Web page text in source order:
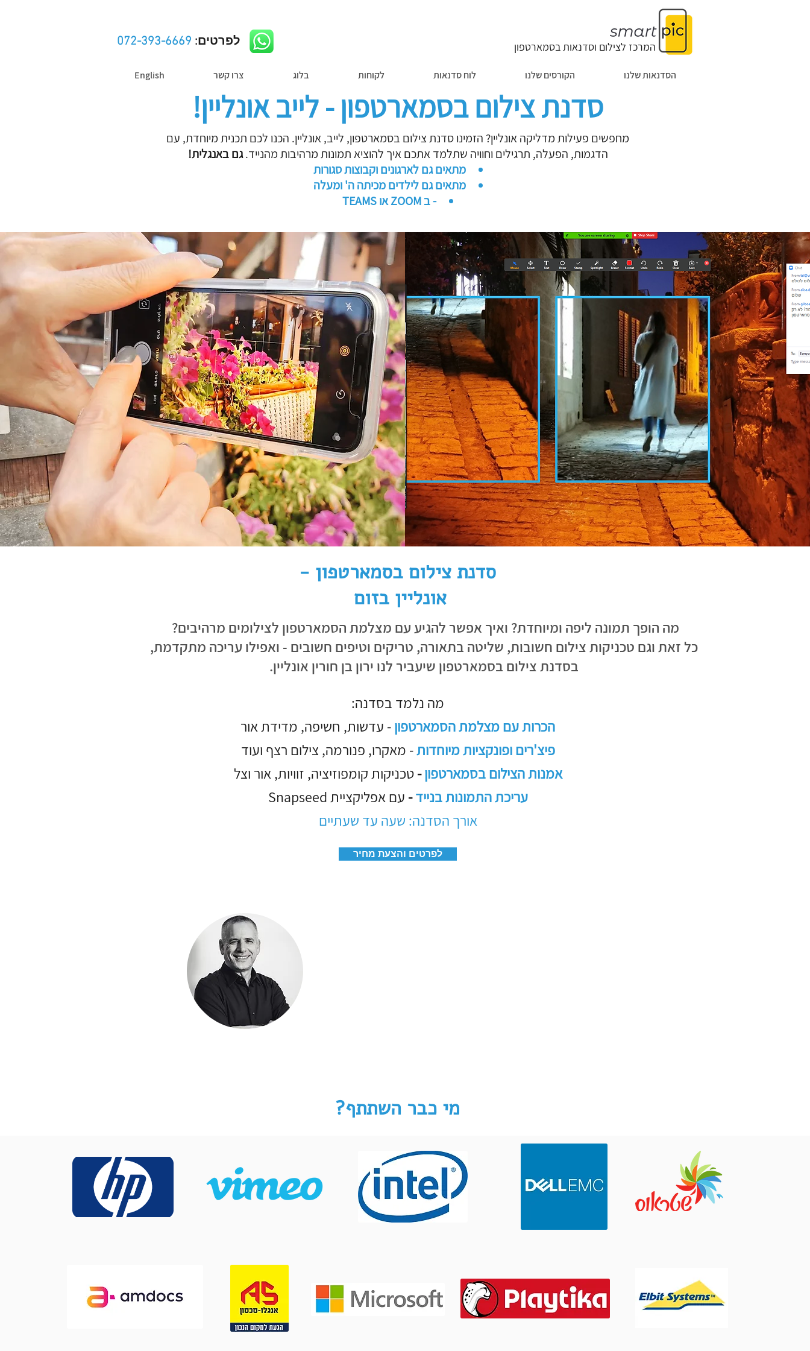
לפרטים: 072-393-6669 המרכז לצילום וסדנאותבסמארטפון
English צרו קשר בלוג לקוחות לוח סדנאות הקורסים שלנו הסדנאות שלנו
סדנת צילום בסמארטפון - לייב אונליין!
מחפשים פעילות מדליקה אונליין? הזמינו סדנת צילום בסמארטפון, לייב, אונליין. הכנו לכם תכנית מיוחדת, עם
הדגמות, הפעלה, תרגילים וחוויה שתלמד אתכם איך להוציא תמונות מרהיבות מהנייד.גם באנגלית!
מתאים גם לארגונים וקבוצות סגורות
מתאים גם לילדים מכיתה ה' ומעלה
- ב ZOOM או TEAMS
סדנת צילום בסמארטפון -
אונליין בזום
מה הופך תמונה ליפה ומיוחדת? ואיך אפשר להגיע עם מצלמת הסמארטפון לצילומים מרהיבים?
כל זאת וגם טכניקות צילום חשובות, שליטה בתאורה, טריקים וטיפים חשובים - ואפילו עריכה מתקדמת,
בסדנת צילום בסמארטפון שיעביר לנו ירון בן חורין אונליין.
מה נלמד בסדנה:
הכרות עם מצלמת הסמארטפון- עדשות, חשיפה, מדידת אור
פיצ'רים ופונקציות מיוחדות- מאקרו, פנורמה, צילום רצף ועוד
אמנות הצילום בסמארטפון-טכניקות קומפוזיציה, זוויות, אור וצל
עריכת התמונות בנייד- עם אפליקציית Snapseed
אורך הסדנה: שעה עד שעתיים
לפרטים והצעת מחיר
מי כבר השתתף?